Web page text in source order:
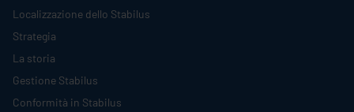
Localizzazione dello Stabilus
Strategia
La storia
Gestione Stabilus
Conformità in Stabilus